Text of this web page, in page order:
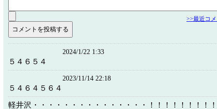
>>最近コ
2024/1/22 1:33
５４６５４
2023/11/14 22:18
５４６４５６４
軽井沢・・・・・・・・・・・・・・・！！！！！！！！！